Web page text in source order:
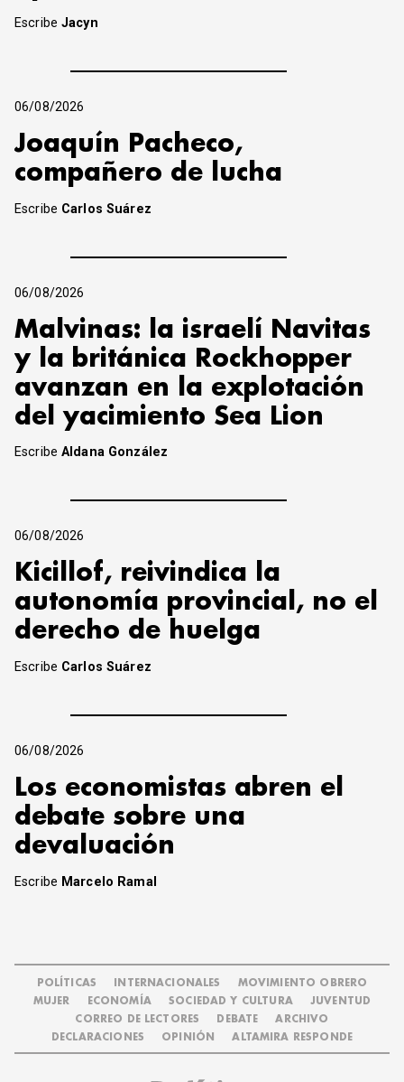
EscribeJacyn
06/08/2026
Joaquín Pacheco,
compañero de lucha
Escribe Carlos Suárez
06/08/2026
Malvinas: la israelí Navitas
y la británica Rockhopper
avanzan en la explotación
del yacimiento Sea Lion
EscribeAldana González
06/08/2026
Kicillof, reivindica la
autonomía provincial, no el
derecho de huelga
Escribe Carlos Suárez
06/08/2026
Los economistas abren el
debate sobre una
devaluación
Escribe Marcelo Ramal
POLÍTICAS INTERNACIONALES
MOVIMIENTO OBRERO
MUJER
ECONOMÍA SOCIEDAD Y CULTURA
JUVENTUD
CORREO DE LECTORES
DEBATE
ARCHIVO
DECLARACIONES
OPINIÓN ALTAMIRA RESPONDE